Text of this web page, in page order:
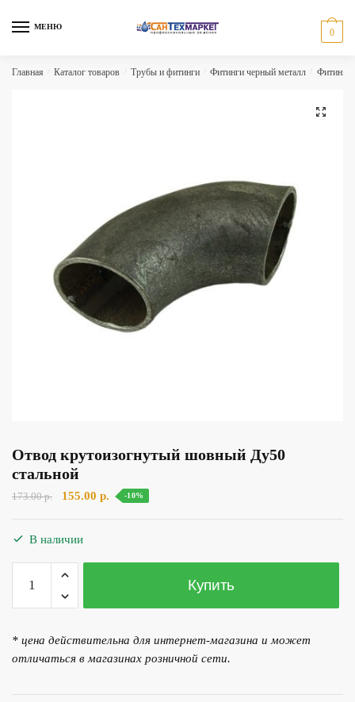
МЕНЮ
0
Главная Каталог товаров Трубы и фитинги Фитинги черный металл Фитинги
🔍
Отвод крутоизогнутый шовный Ду50
стальной
173.00р.
Первоначальная
155.00 р. Текущая
-10%
В наличии
Количество
товара
Отвод
шовный
Ду50
Купить
* цена действительна для интернет-магазина и может
отличаться в магазинах розничной сети.